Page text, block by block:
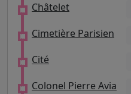
Châtelet
Cimetière Parisien
Cité
Colonel Pierre Avia